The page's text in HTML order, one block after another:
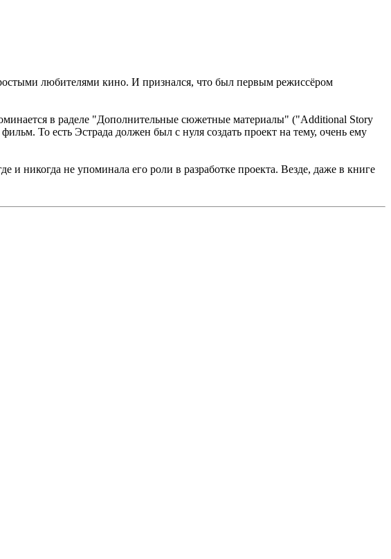
любителями кино. И признался, что был первым режиссёром
в раделе "Дополнительные сюжетные материалы" ("Additional Story
фильм. То есть Эстрада должен был с нуля создать проект на тему, очень ему
никогда не упоминала его роли в разработке проекта. Везде, даже в книге